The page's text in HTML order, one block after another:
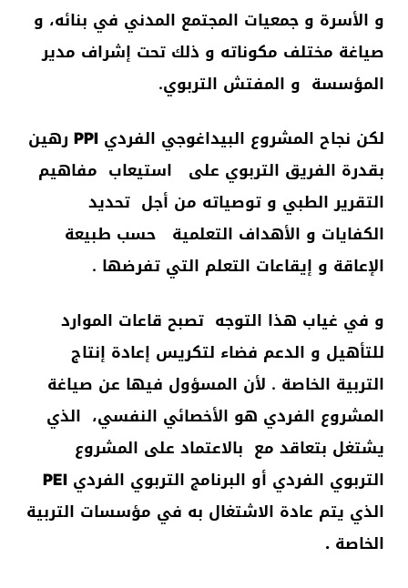
و الأسرة و جمعيات المجتمع المدني في بنائه، و
صياغة مختلف مكوناته و ذلك تحت إشراف مدير
المؤسسة و المفتش التربوي.
لكن نجاح المشروع البيداغوجي الفرديPPI رهين
بقدرة الفريق التربوي على استيعاب مفاهيم
التقرير الطبي و توصياته من أجل تحديد
الكفايات و الأهداف التعلمية حسب طبيعة
الإعاقة و إيقاعات التعلم التي تفرضها .
و في غياب هذا التوجه تصبح قاعات الموارد
للتأهيل و الدعم فضاء لتكريس إعادة إنتاج
التربية الخاصة . لأن المسؤول فيها عن صياغة
المشروع الفردي هو الأخصائي النفسي، الذي
يشتغل بتعاقد مع بالاعتماد على المشروع
التربوي الفردي أو البرنامج التربوي الفرديPEI
الذي يتم عادة الاشتغال به في مؤسسات التربية
الخاصة .